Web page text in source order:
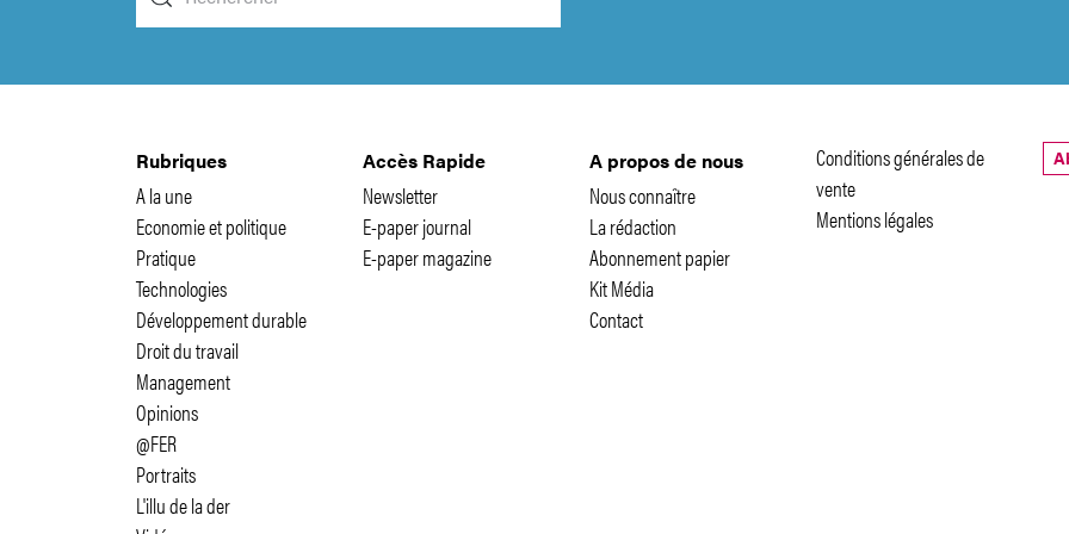
Rubriques
A la une
Economie et politique
Pratique
Technologies
Développement durable
Droit du travail
Management
Opinions
@FER
Portraits
L'illu de la der
Accès Rapide
Newsletter
E-paper journal
E-paper magazine
A propos de nous
Nous connaître
La rédaction
Abonnement papier
Kit Média
Contact
Conditions générales de
vente
Mentions légales